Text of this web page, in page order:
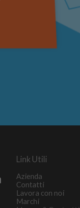
Link Utili
Azienda
Contatti
Lavora con noi
Marchi